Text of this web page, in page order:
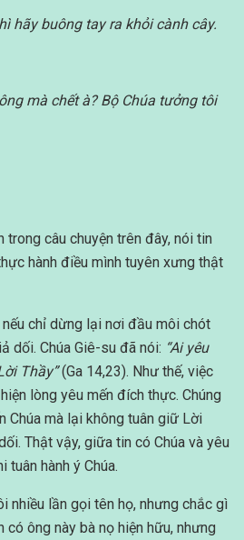
hãy buông tay ra khỏi cành cây.
mà chết à? Bộ Chúa tưởng tôi
câu chuyện trên đây, nói tin
hành điều mình tuyên xưng thật
chỉ dừng lại nơi đầu môi chót
dối. Chúa Giê-su đã nói: “Ai yêu
Thầy”(Ga 14,23). Như thế, việc
lòng yêu mến đích thực. Chúng
Chúa mà lại không tuân giữ Lời
Thật vậy, giữa tin có Chúa và yêu
tuân hành ý Chúa.
nhiều lần gọi tên họ, nhưng chắc gì
ông này bà nọ hiện hữu, nhưng